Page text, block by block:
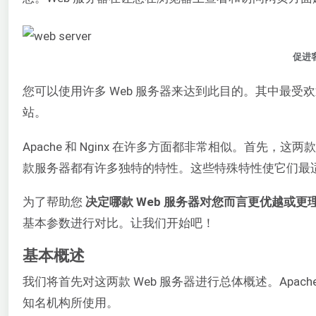
促进
您可以使用许多 Web 服务器来达到此目的。其中最受
站。
Apache 和 Nginx 在许多方面都非常相似。首先，这两
款服务器都有许多独特的特性。这些特殊特性使它们最
为了帮助您 决定哪款 Web 服务器对您而言更优越或更
基本参数进行对比。让我们开始吧！
基本概述
我们将首先对这两款 Web 服务器进行总体概述。
知名机构所使用。